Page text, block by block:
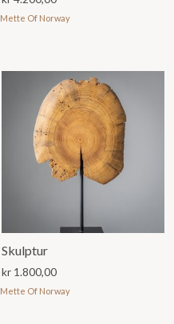
Mette Of Norway
Skulptur
kr 1.800,00
Mette Of Norway